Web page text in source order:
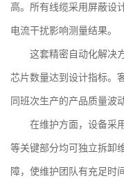
高。所有线缆采用屏蔽设
电流干扰影响测量结果。
这套精密自动化解决
芯片数量达到设计指标。
同班次生产的产品质量波
在维护方面，设备采
等关键部分均可独立拆卸
障，使维护团队有充足时